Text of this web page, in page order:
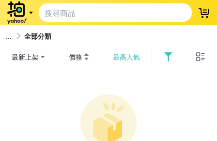
登
全部分類
最新上架 價格 最高人氣